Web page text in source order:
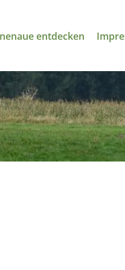
entdecken